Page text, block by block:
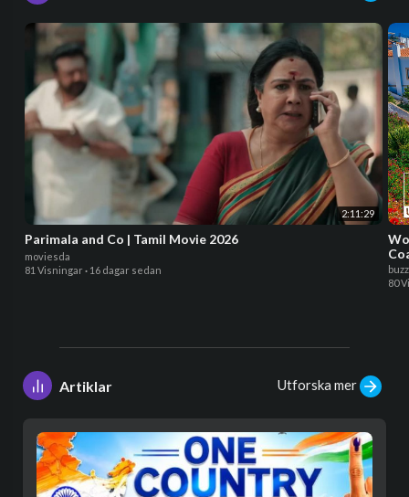
2:11:29
Parimala and Co | Tamil Movie 2026
moviesda
81 Visningar· 16 dagar sedan
80
Artiklar Utforska mer